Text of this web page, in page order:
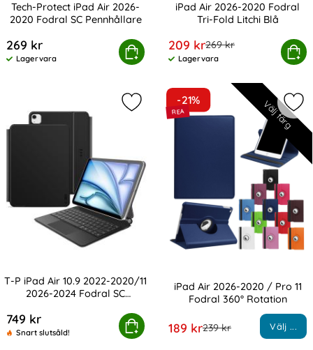
Tech-Protect iPad Air 2026-
2020 Fodral SC Pennhållare
269 kr
Tillgänglighet:
Lagervara
Köp
Protect iPad Air 2026-2020 Fodral SC Pennhållare
iPad Air 2026-2020 Fodral
Tri-Fold Litchi Blå
rea pris
209 krtidigare pris
269 kr
Tillgänglighet:
Lagervara
Köp
iPad Air 2026-2020
T-P iPad Air 10.9 2022-2020/11
2026-2024 Fodral SC
749 kr
Snart slutsåld!
Köp
10.9 2022-2020/11 2026-2024 Fodral SC Tangentbord
Markera t-P iPad Air 10.9 2022-
Välj färg
-21%
iPad Air 2026-2020 / Pro 11
Fodral 360° Rotation
rea pris
189 krtidigare pris
239 kr Välj ...